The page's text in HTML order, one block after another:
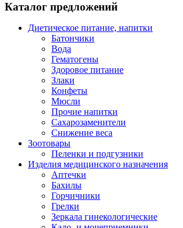
Каталог предложений
Диетическое питание, напитки
Батончики
Вода
Гематогены
Здоровое питание
Злаки
Конфеты
Мюсли
Прочие напитки
Сахарозаменители
Снижение веса
Зоотовары
Пеленки и подгузники
Изделия медицинского назначения
Аптечки
Бахилы
Горчичники
Грелки
Зеркала гинекологические